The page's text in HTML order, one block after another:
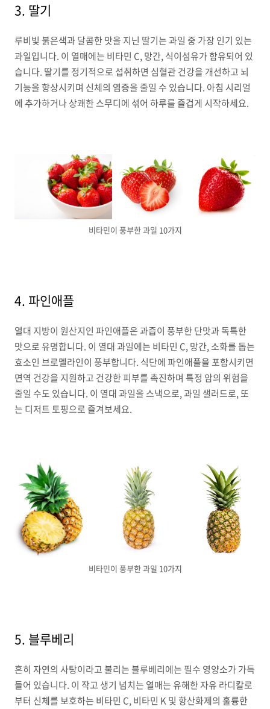
3. 딸기
루비빛 붉은색과 달콤한 맛을 지닌 딸기는 과일 중 가장 인기 있는
과일입니다. 이 열매에는 비타민 C, 망간, 식이섬유가 함유되어 있
습니다. 딸기를 정기적으로 섭취하면 심혈관 건강을 개선하고 뇌
기능을 향상시키며 신체의 염증을 줄일 수 있습니다. 아침 시리얼
에 추가하거나 상쾌한 스무디에 섞어 하루를 즐겁게 시작하세요.
비타민이 풍부한 과일 10가지
4. 파인애플
열대 지방이 원산지인 파인애플은 과즙이 풍부한 단맛과 독특한
맛으로 유명합니다. 이 열대 과일에는 비타민 C, 망간, 소화를 돕는
효소인 브로멜라인이 풍부합니다. 식단에 파인애플을 포함시키면
면역 건강을 지원하고 건강한 피부를 촉진하며 특정 암의 위험을
줄일 수도 있습니다. 이 열대 과일을 스낵으로, 과일 샐러드로, 또
는 디저트 토핑으로 즐겨보세요.
비타민이 풍부한 과일 10가지
5. 블루베리
흔히 자연의 사탕이라고 불리는 블루베리에는 필수 영양소가 가득
들어 있습니다. 이 작고 생기 넘치는 열매는 유해한 자유 라디칼로
부터 신체를 보호하는 비타민 C, 비타민 K 및 항산화제의 훌륭한